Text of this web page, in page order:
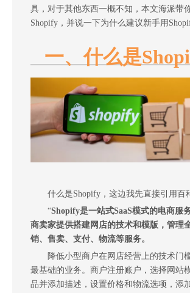
具，对于其他东西一概不知，本文海派带
Shopify，并说一下为什么建议新手用
一、什么是
什么是Shopify，这边我先直接引用百
“Shopify是一站式SaaS模式的电商服
商卖家提供搭建网店的技术和模版，管理
销、售卖、支付、物流等服务。
降低小型商户在网店经营上的技术门
最基础的业务。商户注册账户，选择网站
品并添加描述，设置价格和物流选项，添